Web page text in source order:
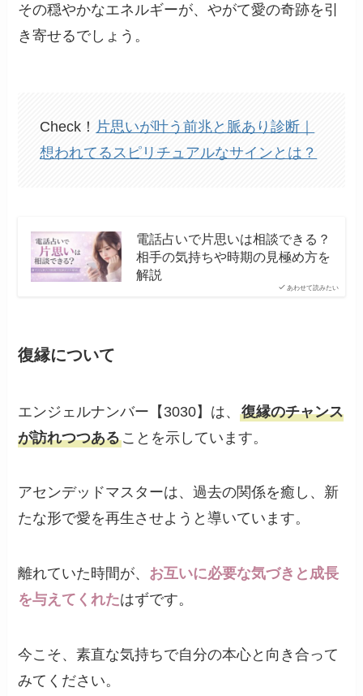
その穏やかなエネルギーが、やがて愛の奇跡を引
き寄せるでしょう。
Check！ 片思いが叶う前兆と脈あり診断｜
想われてるスピリチュアルなサインとは？
あわせて読みたい
電話占いで片思いは相談できる？
相手の気持ちや時期の見極め方を
解説
復縁について
エンジェルナンバー【3030】は、復縁のチャンス
が訪れつつあることを示しています。
アセンデッドマスターは、過去の関係を癒し、新
たな形で愛を再生させようと導いています。
離れていた時間が、 お互いに必要な気づきと成長
を与えてくれたはずです。
今こそ、素直な気持ちで自分の本心と向き合って
みてください。